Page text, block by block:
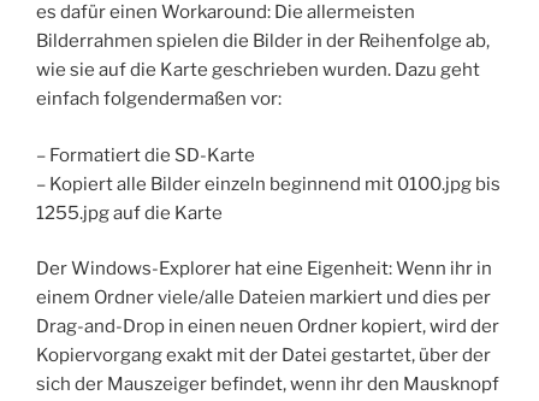
es dafür einen Workaround: Die allermeisten
Bilderrahmen spielen die Bilder in der Reihenfolge ab,
wie sie auf die Karte geschrieben wurden. Dazu geht
einfach folgendermaßen vor:
– Formatiert die SD-Karte
– Kopiert alle Bilder einzeln beginnend mit 0100.jpg bis
1255.jpg auf die Karte
Der Windows-Explorer hat eine Eigenheit: Wenn ihr in
einem Ordner viele/alle Dateien markiert und dies per
Drag-and-Drop in einen neuen Ordner kopiert, wird der
Kopiervorgang exakt mit der Datei gestartet, über der
sich der Mauszeiger befindet, wenn ihr den Mausknopf